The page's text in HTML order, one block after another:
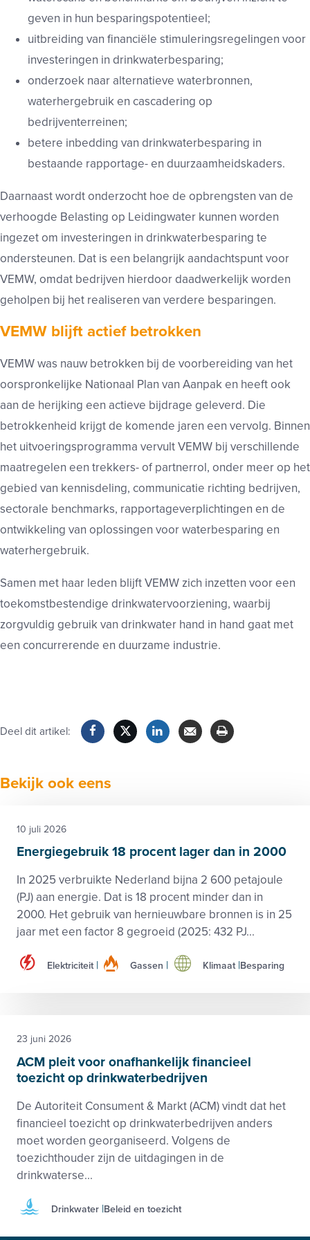
geven in hun besparingspotentieel;
uitbreiding van financiële stimuleringsregelingen voor
investeringen in drinkwaterbesparing;
onderzoek naar alternatieve waterbronnen,
waterhergebruik en cascadering op
bedrijventerreinen;
betere inbedding van drinkwaterbesparing in
bestaande rapportage- en duurzaamheidskaders.
Daarnaast wordt onderzocht hoe de opbrengsten van de
verhoogde Belasting op Leidingwater kunnen worden
ingezet om investeringen in drinkwaterbesparing te
ondersteunen. Dat is een belangrijk aandachtspunt voor
VEMW, omdat bedrijven hierdoor daadwerkelijk worden
geholpen bij het realiseren van verdere besparingen.
VEMW blijft actief betrokken
VEMW was nauw betrokken bij de voorbereiding van het
oorspronkelijke Nationaal Plan van Aanpak en heeft ook
aan de herijking een actieve bijdrage geleverd. Die
betrokkenheid krijgt de komende jaren een vervolg. Binnen
het uitvoeringsprogramma vervult VEMW bij verschillende
maatregelen een trekkers- of partnerrol, onder meer op het
gebied van kennisdeling, communicatie richting bedrijven,
sectorale benchmarks, rapportageverplichtingen en de
ontwikkeling van oplossingen voor waterbesparing en
waterhergebruik.
Samen met haar leden blijft VEMW zich inzetten voor een
toekomstbestendige drinkwatervoorziening, waarbij
zorgvuldig gebruik van drinkwater hand in hand gaat met
een concurrerende en duurzame industrie.
Deel dit artikel:
Bekijk ook eens
Energiegebruik 18 procent lager dan in 2000
In 2025 verbruikte Nederland bijna 2 600 petajoule
(PJ) aan energie. Dat is 18 procent minder dan in
2000. Het gebruik van hernieuwbare bronnen is in 25
jaar met een factor 8 gegroeid (2025: 432 PJ...
10 juli 2026
Elektriciteit Gassen Klimaat Besparing
ACM pleit voor onafhankelijk financieel
toezicht op drinkwaterbedrijven
De Autoriteit Consument & Markt (ACM) vindt dat het
financieel toezicht op drinkwaterbedrijven anders
moet worden georganiseerd. Volgens de
toezichthouder zijn de uitdagingen in de
drinkwaterse...
23 juni 2026
Drinkwater Beleid en toezicht